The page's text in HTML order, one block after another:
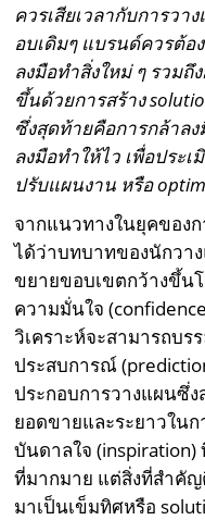
ควรเสียเวลากับการว
อบเดิมๆ แบรนด์ควรต้
ลงมือทำสิ่งใหม่ ๆ รวม
ขึ้นด้วยการสร้าง
ซึ่งสุดท้ายคือการกล้าลง
ลงมือทำให้ไว เพื่อประ
ปรับแผนงาน หรือ
จากแนวทางในยุคของ
ได้ว่าบทบาทของนักวา
ขยายขอบเขตกว้างขึ้น
ความมั่นใจ
วิเคราะห์จะสามารถบร
ประสบการณ์
ประกอบการวางแผนซึ่
ยอดขายและระยาวในก
บันดาลใจ
ที่มากมาย แต่สิ่งที่สำคั
มาเป็นเข็มทิศหรือ